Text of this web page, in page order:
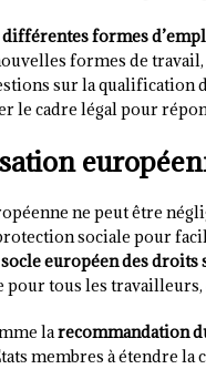
formes
formes de
sur la qualification
le cadre légal pour
ne peut être
sociale pour
socle européen des droits
tous les travailleurs,
larecommandation
membres à étendre